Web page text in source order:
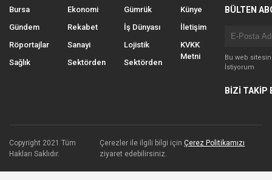
Bursa
Gündem
Röportajlar
Sağlık
Ekonomi
Rekabet
Sanayi
Sektörden
Gümrük
İş Dünyası
Lojistik
Sektörden
Künye
İletişim
KVKK
Metni
BÜLTEN
Bu web
İstiyorum
BİZİ TAKİP
Copyright 2021 Tüm
Hakları Saklıdır.
Çerezler ile ilgili bilgi içinÇerez Politikamızı
ziyaret edebilirsiniz.